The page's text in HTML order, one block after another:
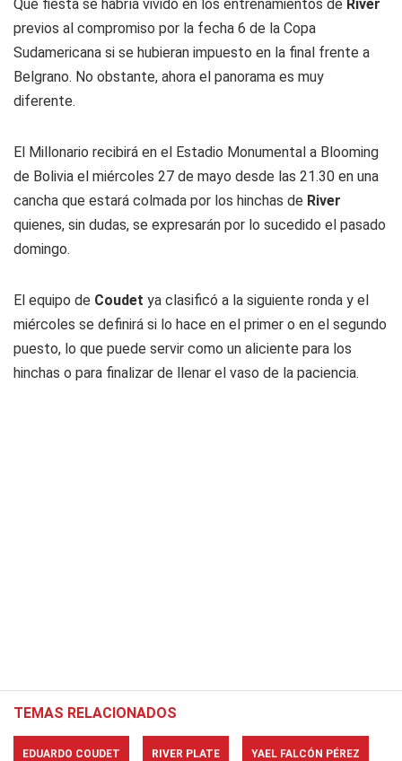
Qué fiesta se habría vivido en los entrenamientos de River
previos al compromiso por la fecha 6 de la Copa
Sudamericana si se hubieran impuesto en la final frente a
Belgrano. No obstante, ahora el panorama es muy
diferente.
El Millonario recibirá en el Estadio Monumental a Blooming
de Bolivia el miércoles 27 de mayo desde las 21.30 en una
cancha que estará colmada por los hinchas de River
quienes, sin dudas, se expresarán por lo sucedido el pasado
domingo.
El equipo de Coudet ya clasificó a la siguiente ronda y el
miércoles se definirá si lo hace en el primer o en el segundo
puesto, lo que puede servir como un aliciente para los
hinchas o para finalizar de llenar el vaso de la paciencia.
TEMAS RELACIONADOS
EDUARDO COUDET RIVER PLATE YAEL FALCÓN PÉREZ